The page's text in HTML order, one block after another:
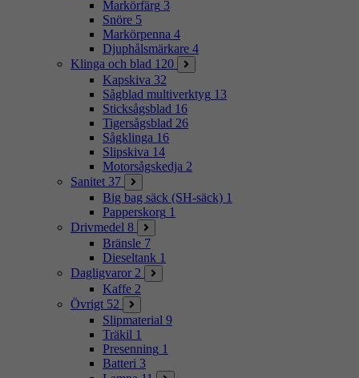
Markörfärg 3
Snöre 5
Markörpenna 4
Djuphålsmärkare 4
Klinga och blad 120
Kapskiva 32
Sågblad multiverktyg 13
Sticksågsblad 16
Tigersågsblad 26
Sågklinga 16
Slipskiva 14
Motorsågskedja 2
Sanitet 37
Big bag säck (SH-säck) 1
Papperskorg 1
Drivmedel 8
Bränsle 7
Dieseltank 1
Dagligvaror 2
Kaffe 2
Övrigt 52
Slipmaterial 9
Träkil 1
Presenning 1
Batteri 3